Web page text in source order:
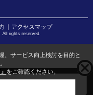
｜アクセスマップ
All rights reserved.
な物件
、サービス向上検討を目的と
をご確認ください。